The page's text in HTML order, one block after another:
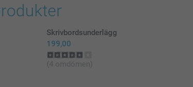
Skrivbordsunderlägg
199,00
(4 omdömen)